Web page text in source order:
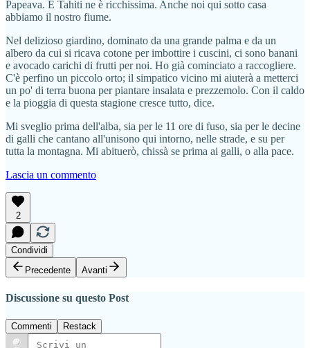
Papeava. E Tahiti ne è ricchissima. Anche noi qui sotto casa
abbiamo il nostro fiume.
Nel delizioso giardino, dominato da una grande palma e da un
albero da cui si ricava cotone per imbottire i cuscini, ci sono banani
e avocado carichi di frutti per noi. Ho già cominciato a raccogliere.
C'è perfino un piccolo orto; il simpatico vicino mi aiuterà a metterci
un po' di terra buona per piantare insalata e prezzemolo. Con il caldo
e la pioggia di questa stagione cresce tutto, dice.
Mi sveglio prima dell'alba, sia per le 11 ore di fuso, sia per le decine
di galli che cantano all'unisono qui intorno, nelle strade, e su per
tutta la montagna. Mi abituerò, chissà se prima ai galli, o alla pace.
Lascia un commento
2
Condividi
Precedente
Avanti
Discussione su questo Post
Commenti Restack